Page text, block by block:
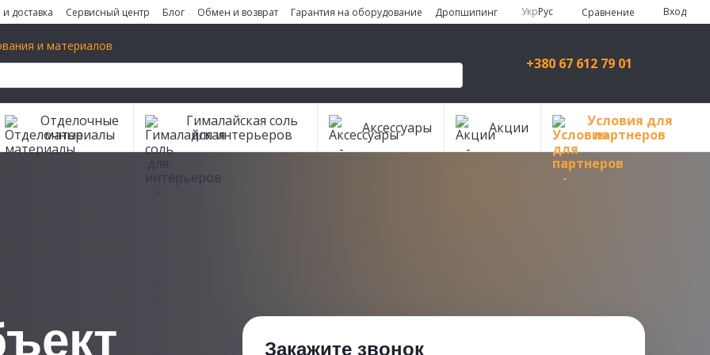
доставка Сервисный центр Блог Обмен и возврат Гарантия на оборудование
Дропшипинг
УкрРус Сравнение Вход
и материалов
+380 67 612 79 01
Отделочные
материалы
Гималайская соль
для интерьеров
Аксессуары Акции
Условия для
партнеров
Закажите звонок